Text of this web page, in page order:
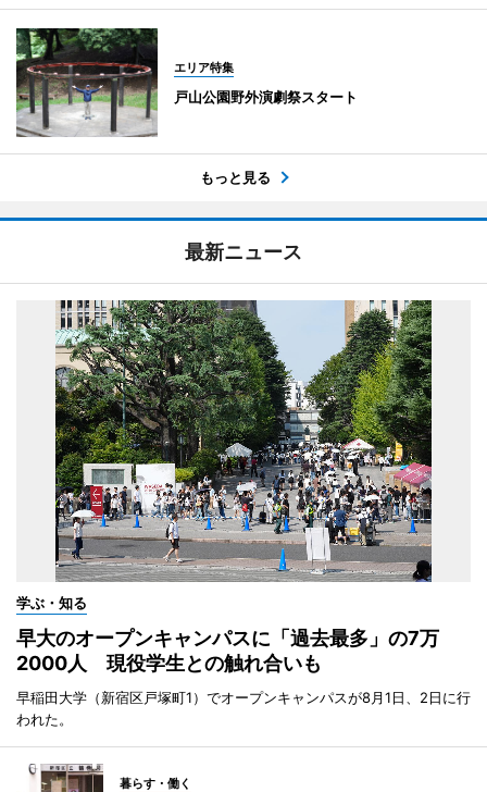
エリア特集
戸山公園野外演劇祭スタート
もっと見る
最新ニュース
学ぶ・知る
早大のオープンキャンパスに「過去最多」の7万
2000人 現役学生との触れ合いも
早稲田大学（新宿区戸塚町1）でオープンキャンパスが8月1日、2日に行
われた。
暮らす・働く